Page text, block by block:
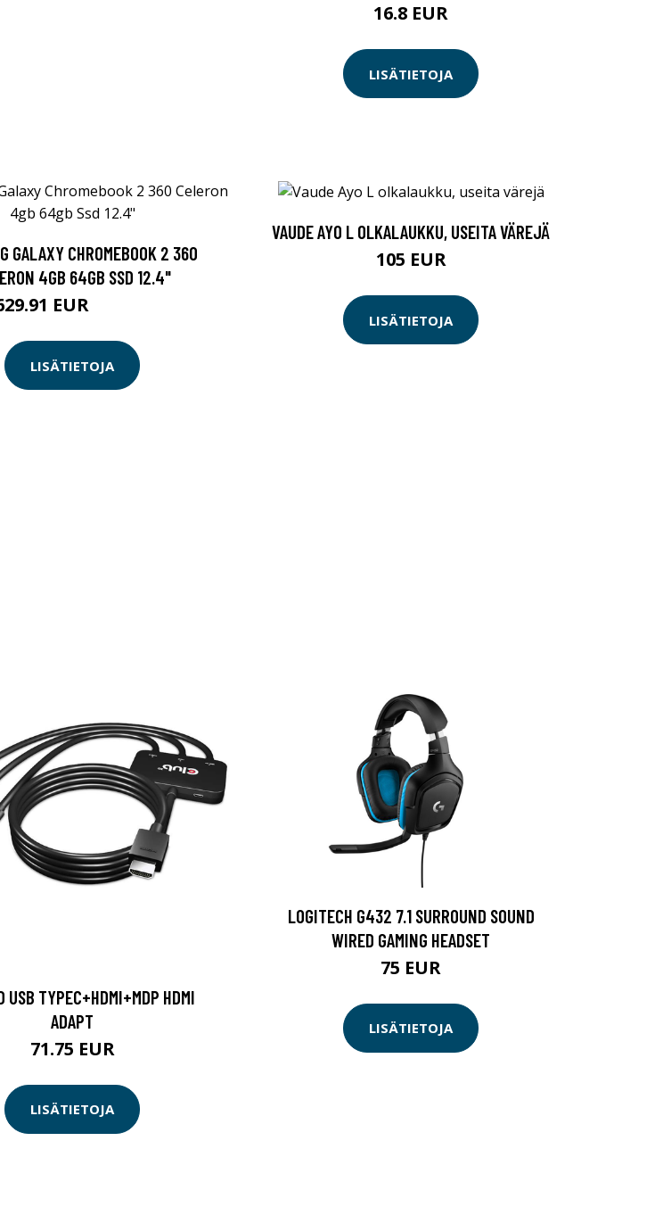
16.8 EUR
LISÄTIETOJA
GALAXY CHROMEBOOK 2 360
4GB 64GB SSD 12.4"
EUR
LISÄTIETOJA
VAUDE AYO L OLKALAUKKU, USEITA VÄREJÄ
105 EUR
LISÄTIETOJA
USB TYPEC+HDMI+MDP HDMI
ADAPT
71.75 EUR
LISÄTIETOJA
LOGITECH G432 7.1 SURROUND SOUND
WIRED GAMING HEADSET
75 EUR
LISÄTIETOJA